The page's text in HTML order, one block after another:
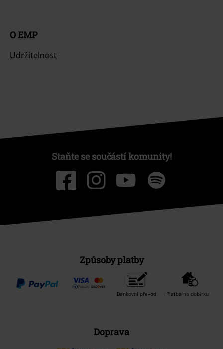
O EMP
Udržitelnost
Staňte se součástí komunity!
Způsoby platby
Bankovní převod Platba na dobírku
Doprava